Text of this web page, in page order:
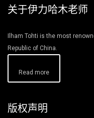
关于伊力哈木老师
Ilham Tohti is the most
Republic of China.
Read more
版权声明